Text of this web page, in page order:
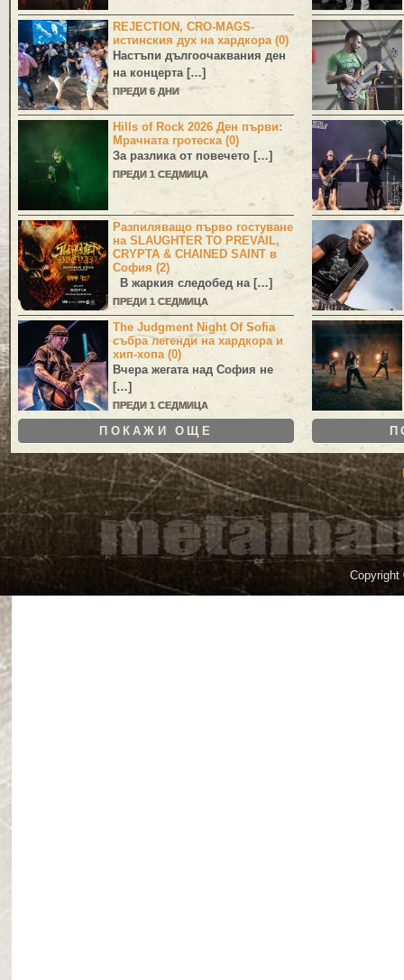
REJECTION, CRO-MAGS-
истинския дух на хардкора (0)
Настъпи дългоочаквания ден
на концерта […]
ПРЕДИ 6 ДНИ
Hills of Rock 2026 Ден първи:
Мрачната гротеска (0)
За разлика от повечето […]
ПРЕДИ 1 СЕДМИЦА
Разпиляващо първо гостуване
на SLAUGHTER TO PREVAIL,
CRYPTA & CHAINED SAINT в
София (2)
В жаркия следобед на […]
ПРЕДИ 1 СЕДМИЦА
The Judgment Night Of Sofia
събра легенди на хардкора и
хип-хопа (0)
Вчера жегата над София не
[…]
ПРЕДИ 1 СЕДМИЦА
ПОКАЖИ ОЩЕ